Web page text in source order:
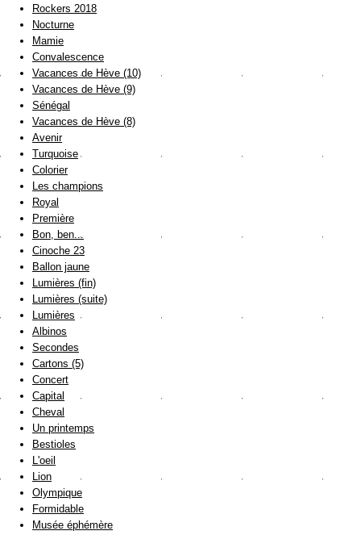
Rockers 2018
Nocturne
Mamie
Convalescence
Vacances de Hève (10)
Vacances de Hève (9)
Sénégal
Vacances de Hève (8)
Avenir
Turquoise
Colorier
Les champions
Royal
Première
Bon, ben...
Cinoche 23
Ballon jaune
Lumières (fin)
Lumières (suite)
Lumières
Albinos
Secondes
Cartons (5)
Concert
Capital
Cheval
Un printemps
Bestioles
L'oeil
Lion
Olympique
Formidable
Musée éphémère